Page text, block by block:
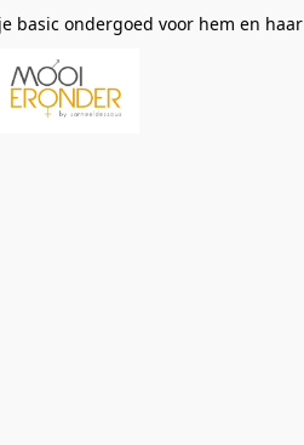
basic ondergoed voor hem en haar